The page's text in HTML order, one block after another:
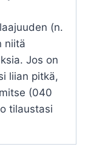
(n.
niitä
Jos on
liian pitkä,
(040
tilaustasi